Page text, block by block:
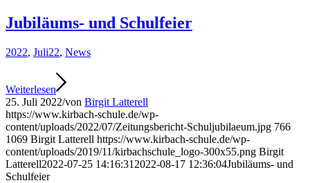
Jubiläums- und Schulfeier
2022, Juli22, News
Weiterlesen
25. Juli 2022/von Birgit Latterell
https://www.kirbach-schule.de/wp-
content/uploads/2022/07/Zeitungsbericht-Schuljubilaeum.jpg 766
1069 Birgit Latterell https://www.kirbach-schule.de/wp-
content/uploads/2019/11/kirbachschule_logo-300x55.png Birgit
Latterell2022-07-25 14:16:31 2022-08-17 12:36:04Jubiläums- und
Schulfeier